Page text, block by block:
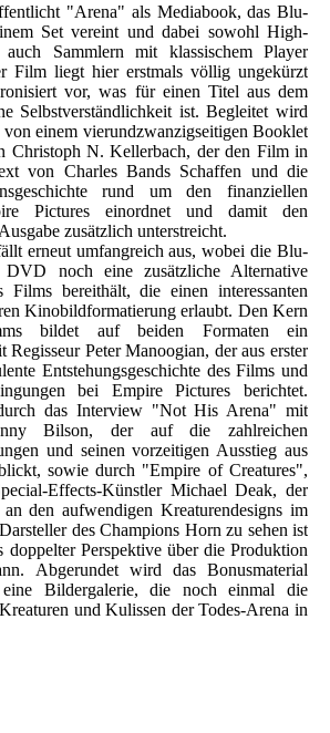
"Arena" als Mediabook, das Blu-
Set vereint und dabei sowohl High-
Sammlern mit klassischem Player
Film liegt hier erstmals völlig ungekürzt
vor, was für einen Titel aus dem
Selbstverständlichkeit ist. Begleitet wird
einem vierundzwanzigseitigen Booklet
Christoph N. Kellerbach, der den Film in
von Charles Bands Schaffen und die
rund um den finanziellen
Pictures einordnet und damit den
zusätzlich unterstreicht.
erneut umfangreich aus, wobei die Blu-
noch eine zusätzliche Alternative
Films bereithält, die einen interessanten
Kinobildformatierung erlaubt. Den Kern
bildet auf beiden Formaten ein
Peter Manoogian, der aus erster
Entstehungsgeschichte des Films und
bei Empire Pictures berichtet.
das Interview "Not His Arena" mit
Bilson, der auf die zahlreichen
und seinen vorzeitigen Ausstieg aus
sowie durch "Empire of Creatures",
Effects-Künstler Michael Deak, der
den aufwendigen Kreaturendesigns im
des Champions Horn zu sehen ist
doppelter Perspektive über die Produktion
Abgerundet wird das Bonusmaterial
Bildergalerie, die noch einmal die
und Kulissen der Todes-Arena in